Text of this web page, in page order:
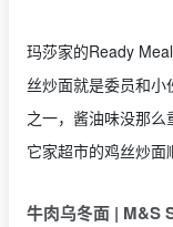
玛莎家的Ready
丝炒面就是委员和小
之一，酱油味没那
它家超市的鸡丝炒面
牛肉乌冬面 | M&S